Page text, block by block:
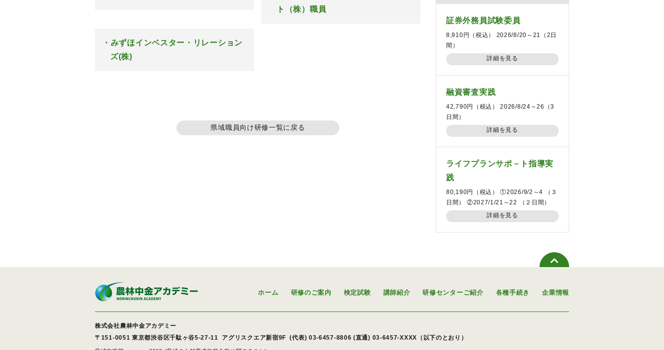
ト（株）職員
みずほインベスター・リレーション
ズ(株)
県域職員向け研修一覧に戻る
証券外務員試験委員
8,910円（税込） 2026/8/20～21（2日
間）
詳細を見る
融資審査実践
42,790円（税込） 2026/8/24～26（3
日間）
詳細を見る
ライフプランサポ－ト指導実
践
80,190円（税込） ①2026/9/2～4 （３
日間） ②2027/1/21～22 （２日間）
詳細を見る
ホーム 研修のご案内 検定試験 講師紹介 研修センターご紹介 各種手続き 企業情報
株式会社農林中金アカデミー
〒151-0051 東京都渋谷区千駄ヶ谷5-27-11 アグリスクエア新宿9F (代表) 03-6457-8806 (直通) 03-6457-XXXX（以下のとおり）